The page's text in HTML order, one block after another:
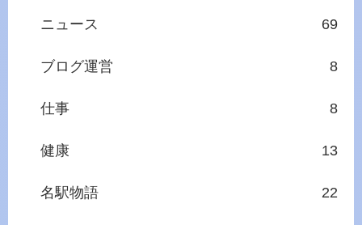
ニュース 69
ブログ運営 8
仕事 8
健康 13
名駅物語 22